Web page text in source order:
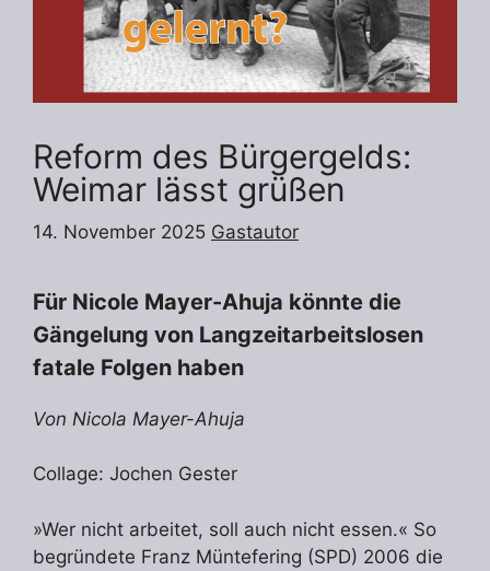
Reform des Bürgergelds:
Weimar lässt grüßen
14. November 2025 Gastautor
Für Nicole Mayer-Ahuja könnte die
Gängelung von Langzeitarbeitslosen
fatale Folgen haben
Von Nicola Mayer-Ahuja
Collage: Jochen Gester
»Wer nicht arbeitet, soll auch nicht essen.« So
begründete Franz Müntefering (SPD) 2006 die